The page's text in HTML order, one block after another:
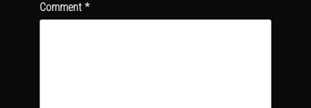
Comment *